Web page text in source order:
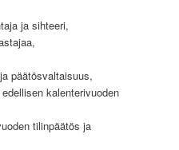
ja sihteeri,
päätösvaltaisuus,
kalenterivuoden
tilinpäätös ja